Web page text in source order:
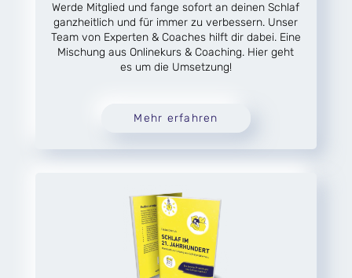
Werde Mitglied und fange sofort an deinen Schlaf
ganzheitlich und für immer zu verbessern. Unser
Team von Experten & Coaches hilft dir dabei. Eine
Mischung aus Onlinekurs & Coaching. Hier geht
es um die Umsetzung!
Mehr erfahren